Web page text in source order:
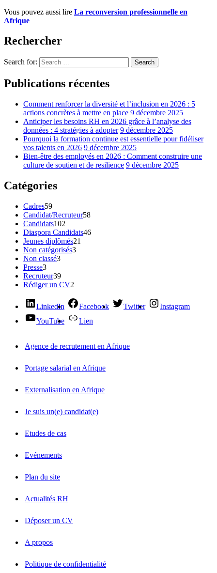
Vous pouvez aussi lire La reconversion professionnelle en
Afrique
Rechercher
Search for: Search
Publications récentes
Comment renforcer la diversité et l’inclusion en 2026 : 5
actions concrètes à mettre en place 9 décembre 2025
Anticiper les besoins RH en 2026 grâce à l’analyse des
données : 4 stratégies à adopter 9 décembre 2025
Pourquoi la formation continue est essentielle pour fidéliser
vos talents en 2026 9 décembre 2025
Bien-être des employés en 2026 : Comment construire une
culture de soutien et de resilience 9 décembre 2025
Catégories
Cadres59
Candidat/Recruteur58
Candidats102
Diaspora Candidats46
Jeunes diplômés21
Non catégorisés3
Non classé3
Presse3
Recruteur39
Rédiger un CV2
LinkedIn Facebook Twitter
Instagram
YouTube
Lien
Agence de recrutement en Afrique
Portage salarial en Afrique
Externalisation en Afrique
Je suis un(e) candidat(e)
Etudes de cas
Evénements
Plan du site
Actualités RH
Déposer un CV
A propos
Politique de confidentialité